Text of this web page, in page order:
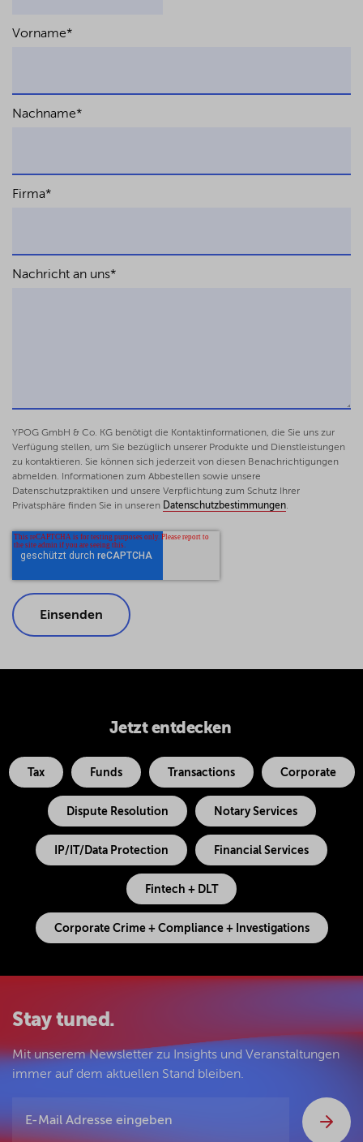
Vorname*
Nachname*
Firma*
Nachricht an uns*
YPOG GmbH & Co. KG benötigt die Kontaktinformationen, die Sie uns zur
Verfügung stellen, um Sie bezüglich unserer Produkte und Dienstleistungen
zu kontaktieren. Sie können sich jederzeit von diesen Benachrichtigungen
abmelden. Informationen zum Abbestellen sowie unsere
Datenschutzpraktiken und unsere Verpflichtung zum Schutz Ihrer
Privatsphäre finden Sie in unseren Datenschutzbestimmungen.
Jetzt entdecken
Tax Funds Transactions Corporate
Dispute Resolution Notary Services
IP/IT/Data Protection Financial Services
Fintech + DLT
Corporate Crime + Compliance + Investigations
Stay tuned.
Mit unserem Newsletter zu Insights und Veranstaltungen
immer auf dem aktuellen Stand bleiben.